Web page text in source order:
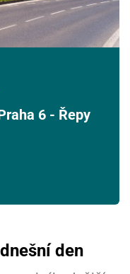
6 - Řepy
den